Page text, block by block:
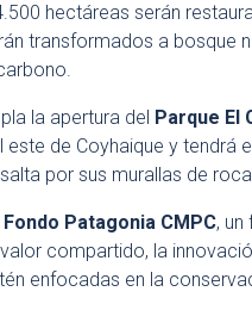
hectáreas serán
transformados a bosque
la apertura del Parque El
de Coyhaique y tendrá
por sus murallas de
Fondo Patagonia CMPC,
compartido, la
enfocadas en la